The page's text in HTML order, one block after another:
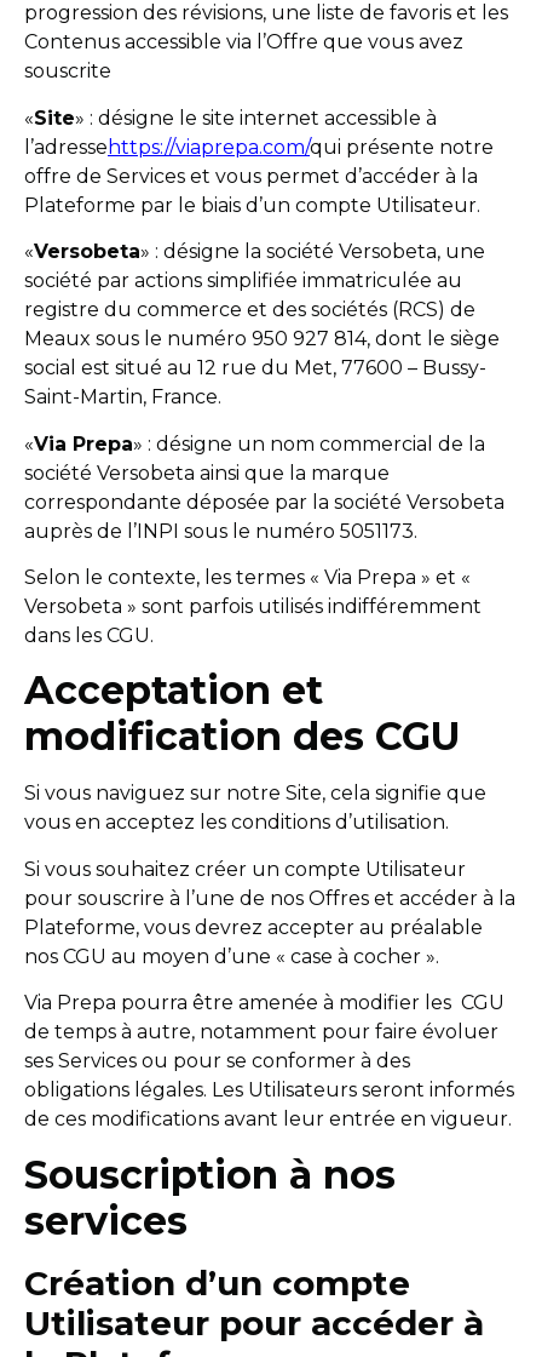
progression des révisions, une liste de favoris et les
Contenus accessible via l’Offre que vous avez
souscrite
«Site» : désigne le site internet accessible à
l’adresse https://viaprepa.com/qui présente notre
offre de Services et vous permet d’accéder à la
Plateforme par le biais d’un compte Utilisateur.
«Versobeta» : désigne la société Versobeta, une
société par actions simplifiée immatriculée au
registre du commerce et des sociétés (RCS) de
Meaux sous le numéro 950 927 814, dont le siège
social est situé au 12 rue du Met, 77600 – Bussy-
Saint-Martin, France.
«Via Prepa» : désigne un nom commercial de la
société Versobeta ainsi que la marque
correspondante déposée par la société Versobeta
auprès de l’INPI sous le numéro 5051173.
Selon le contexte, les termes « Via Prepa » et «
Versobeta » sont parfois utilisés indifféremment
dans les CGU.
Acceptation et
modification des CGU
Si vous naviguez sur notre Site, cela signifie que
vous en acceptez les conditions d’utilisation.
Si vous souhaitez créer un compte Utilisateur
pour souscrire à l’une de nos Offres et accéder à la
Plateforme, vous devrez accepter au préalable
nos CGU au moyen d’une « case à cocher ».
Via Prepa pourra être amenée à modifier les CGU
de temps à autre, notamment pour faire évoluer
ses Services ou pour se conformer à des
obligations légales. Les Utilisateurs seront informés
de ces modifications avant leur entrée en vigueur.
Souscription à nos
services
Création d’un compte
Utilisateur pour accéder à